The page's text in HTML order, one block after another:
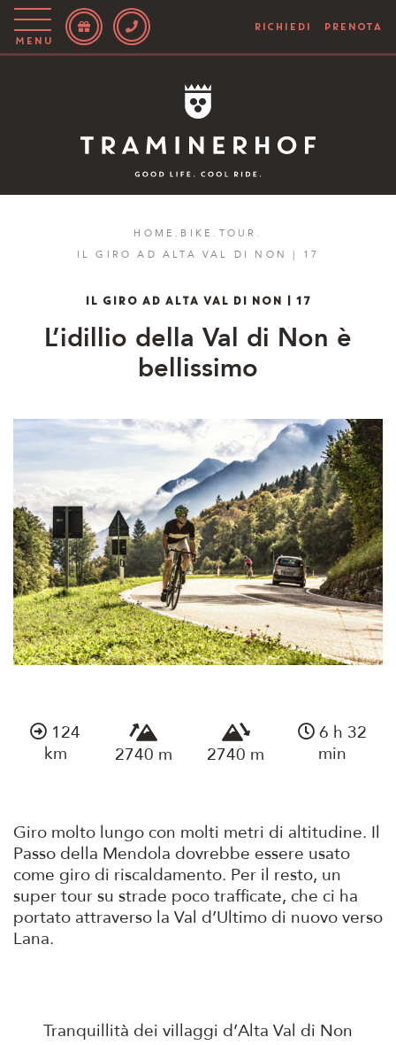
Story
Hotel
Camere
Bike
Blog
EN
Menu
RICHIEDI PRENOTA
HOME . BIKE . TOUR .
IL GIRO AD ALTA VAL DI NON | 17
IL GIRO AD ALTA VAL DI NON | 17
L’idillio della Val di Non è
bellissimo
124
km
2740 m 2740 m
6 h 32
min
Giro molto lungo con molti metri di altitudine. Il
Passo della Mendola dovrebbe essere usato
come giro di riscaldamento. Per il resto, un
super tour su strade poco trafficate, che ci ha
portato attraverso la Val d’Ultimo di nuovo verso
Lana.
Tranquillità dei villaggi d’Alta Val di Non